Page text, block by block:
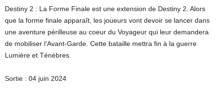
Destiny 2 : La Forme Finale est une extension de Destiny 2. Alors
que la forme finale apparaît, les joueurs vont devoir se lancer dans
une aventure périlleuse au coeur du Voyageur qui leur demandera
de mobiliser l’Avant-Garde. Cette bataille mettra fin à la guerre
Lumière et Ténèbres.
Sortie : 04 juin 2024